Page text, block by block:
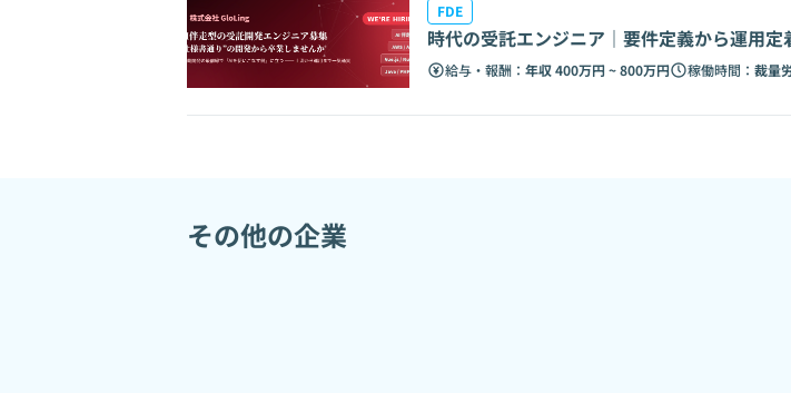
FDE
時代の受託エンジニア｜要件定義から運用
給与・報酬： 年収 400万円 ~ 800万円 稼働時間： 裁量
その他の企業